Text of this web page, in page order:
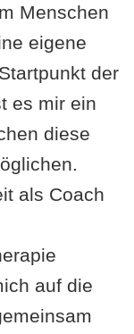
Menschen
eigene
der
es mir ein
diese
als Coach
auf die